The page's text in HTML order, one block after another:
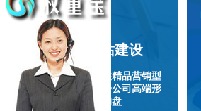
营销型网站建设
为苏州企业客户提供精品营销型
网站设计制作，符合公司高端形
象，提升客户转化询盘